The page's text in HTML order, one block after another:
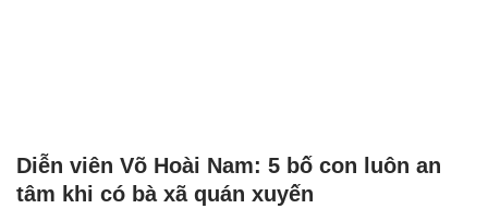
Diễn viên Võ Hoài Nam: 5 bố con luôn an
tâm khi có bà xã quán xuyến